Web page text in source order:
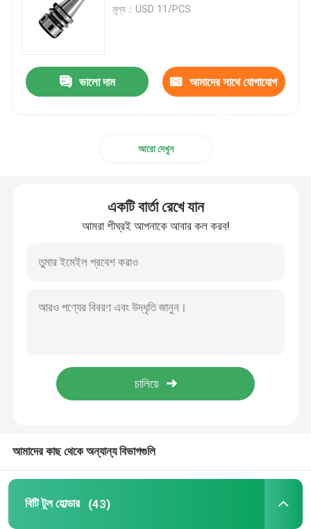
পণ্য
মূল্য：USD 11/PCS
ভালো দাম আমাদের সাথে যোগাযোগ
আরো দেখুন
একটি বার্তা রেখে যান
আমরা শীঘ্রই আপনাকে আবার কল করব!
আমাদের কাছ থেকে অন্যান্য বিভাগগুলি
বিটি টুল হোল্ডার (43)